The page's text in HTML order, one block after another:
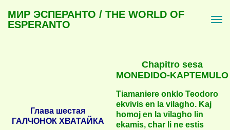
МИР ЭСПЕРАНТО / THE WORLD OF
ESPERANTO
Глава шестая
ГАЛЧОНОК ХВАТАЙКА
Chapitro sesa
MONEDIDO-KAPTEMULO
Tiamaniere onklo Teodoro
ekvivis en la vilagho. Kaj
homoj en la vilagho lin
ekamis, char li ne estis